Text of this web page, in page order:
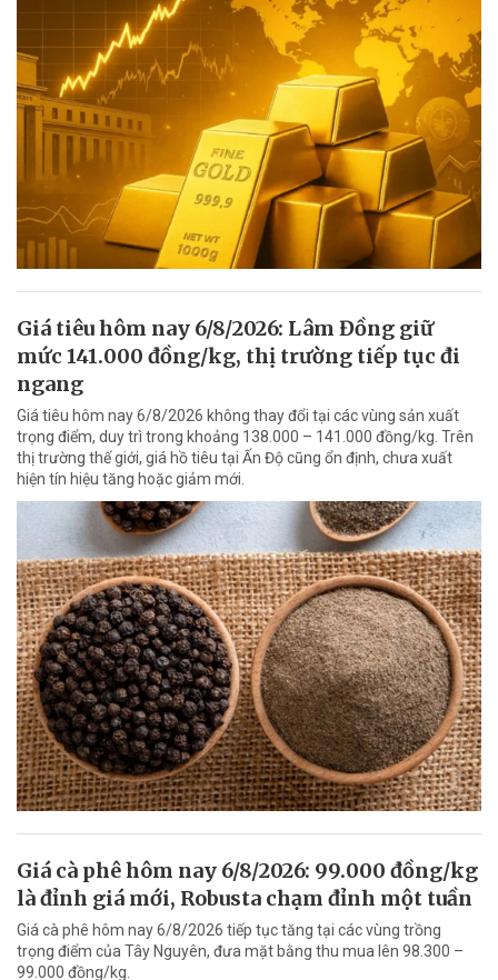
Giá tiêu hôm nay 6/8/2026: Lâm Đồng giữ
mức 141.000 đồng/kg, thị trường tiếp tục đi
ngang
Giá tiêu hôm nay 6/8/2026 không thay đổi tại các vùng sản xuất
trọng điểm, duy trì trong khoảng 138.000 – 141.000 đồng/kg. Trên
thị trường thế giới, giá hồ tiêu tại Ấn Độ cũng ổn định, chưa xuất
hiện tín hiệu tăng hoặc giảm mới.
Giá cà phê hôm nay 6/8/2026: 99.000 đồng/kg
là đỉnh giá mới, Robusta chạm đỉnh một tuần
Giá cà phê hôm nay 6/8/2026 tiếp tục tăng tại các vùng trồng
trọng điểm của Tây Nguyên, đưa mặt bằng thu mua lên 98.300 –
99.000 đồng/kg.